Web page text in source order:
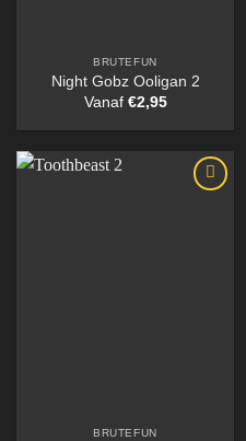
BRUTEFUN
Night Gobz Ooligan 2
Vanaf €2,95
BRUTEFUN